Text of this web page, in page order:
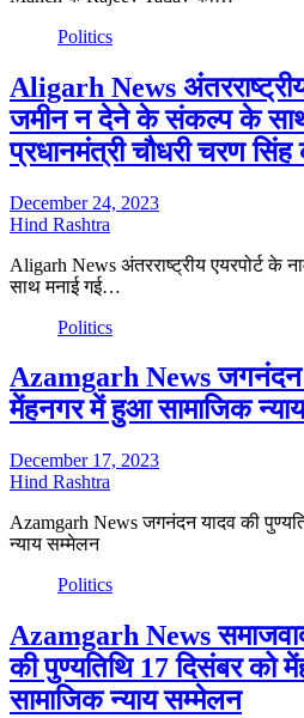
Politics
Aligarh News
जमीन न देने के संकल्प के साथ
प्रधानमंत्री चौधरी चरण
December 24, 2023
Hind Rashtra
Aligarh News अंतरराष्ट्रीय एयरपोर्ट
साथ मनाई गई…
Politics
Azamgarh News जगनंदन
मेंहनगर में हुआ सामाजिक
December 17, 2023
Hind Rashtra
Azamgarh News जगनंदन यादव की
न्याय सम्मेलन
Politics
Azamgarh News
की पुण्यतिथि 17 दिसंबर को
सामाजिक न्याय सम्मेलन